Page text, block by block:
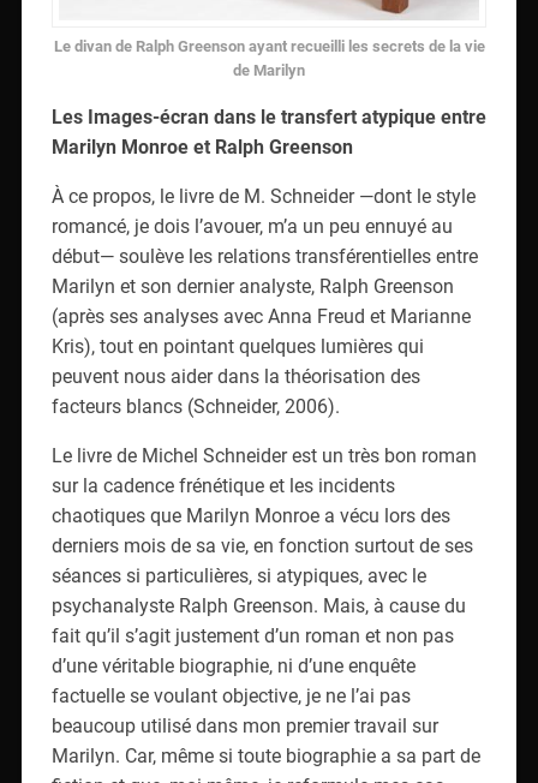
Le divan de Ralph Greenson ayant recueilli les secrets de la vie
de Marilyn
Les Images-écran dans le transfert atypique entre
Marilyn Monroe et Ralph Greenson
À ce propos, le livre de M. Schneider —dont le style
romancé, je dois l’avouer, m’a un peu ennuyé au
début— soulève les relations transférentielles entre
Marilyn et son dernier analyste, Ralph Greenson
(après ses analyses avec Anna Freud et Marianne
Kris), tout en pointant quelques lumières qui
peuvent nous aider dans la théorisation des
facteurs blancs (Schneider, 2006).
Le livre de Michel Schneider est un très bon roman
sur la cadence frénétique et les incidents
chaotiques que Marilyn Monroe a vécu lors des
derniers mois de sa vie, en fonction surtout de ses
séances si particulières, si atypiques, avec le
psychanalyste Ralph Greenson. Mais, à cause du
fait qu’il s’agit justement d’un roman et non pas
d’une véritable biographie, ni d’une enquête
factuelle se voulant objective, je ne l’ai pas
beaucoup utilisé dans mon premier travail sur
Marilyn. Car, même si toute biographie a sa part de